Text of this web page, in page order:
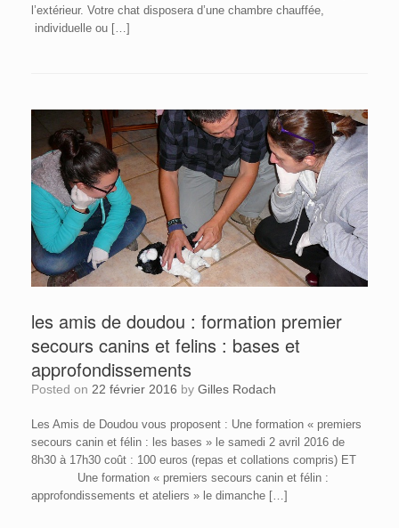
l’extérieur. Votre chat disposera d’une chambre chauffée,
individuelle ou […]
les amis de doudou : formation premier
secours canins et felins : bases et
approfondissements
Posted on 22 février 2016 by Gilles Rodach
Les Amis de Doudou vous proposent : Une formation « premiers
secours canin et félin : les bases » le samedi 2 avril 2016 de
8h30 à 17h30 coût : 100 euros (repas et collations compris) ET
Une formation « premiers secours canin et félin :
approfondissements et ateliers » le dimanche […]